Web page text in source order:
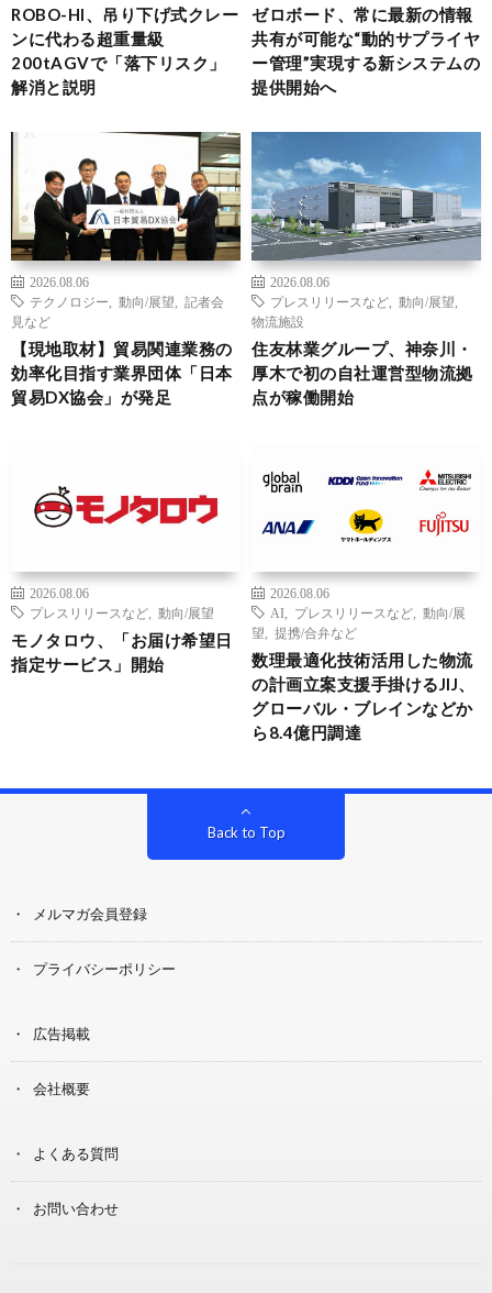
ROBO-HI、吊り下げ式クレー
ンに代わる超重量級
200tAGVで「落下リスク」
解消と説明
ゼロボード、常に最新の情報
共有が可能な“動的サプライヤ
ー管理”実現する新システムの
提供開始へ
2026.08.06
テクノロジー
動向/展望
記者会
見など
【現地取材】貿易関連業務の
効率化目指す業界団体「日本
貿易DX協会」が発足
2026.08.06
プレスリリースなど
動向/展望
物流施設
住友林業グループ、神奈川・
厚木で初の自社運営型物流拠
点が稼働開始
2026.08.06
プレスリリースなど
動向/展望
モノタロウ、「お届け希望日
指定サービス」開始
2026.08.06
AI
プレスリリースなど
動向/展
望
提携/合弁など
数理最適化技術活用した物流
の計画立案支援手掛けるJIJ、
グローバル・ブレインなどか
ら8.4億円調達
Back to Top
メルマガ会員登録
プライバシーポリシー
広告掲載
会社概要
よくある質問
お問い合わせ